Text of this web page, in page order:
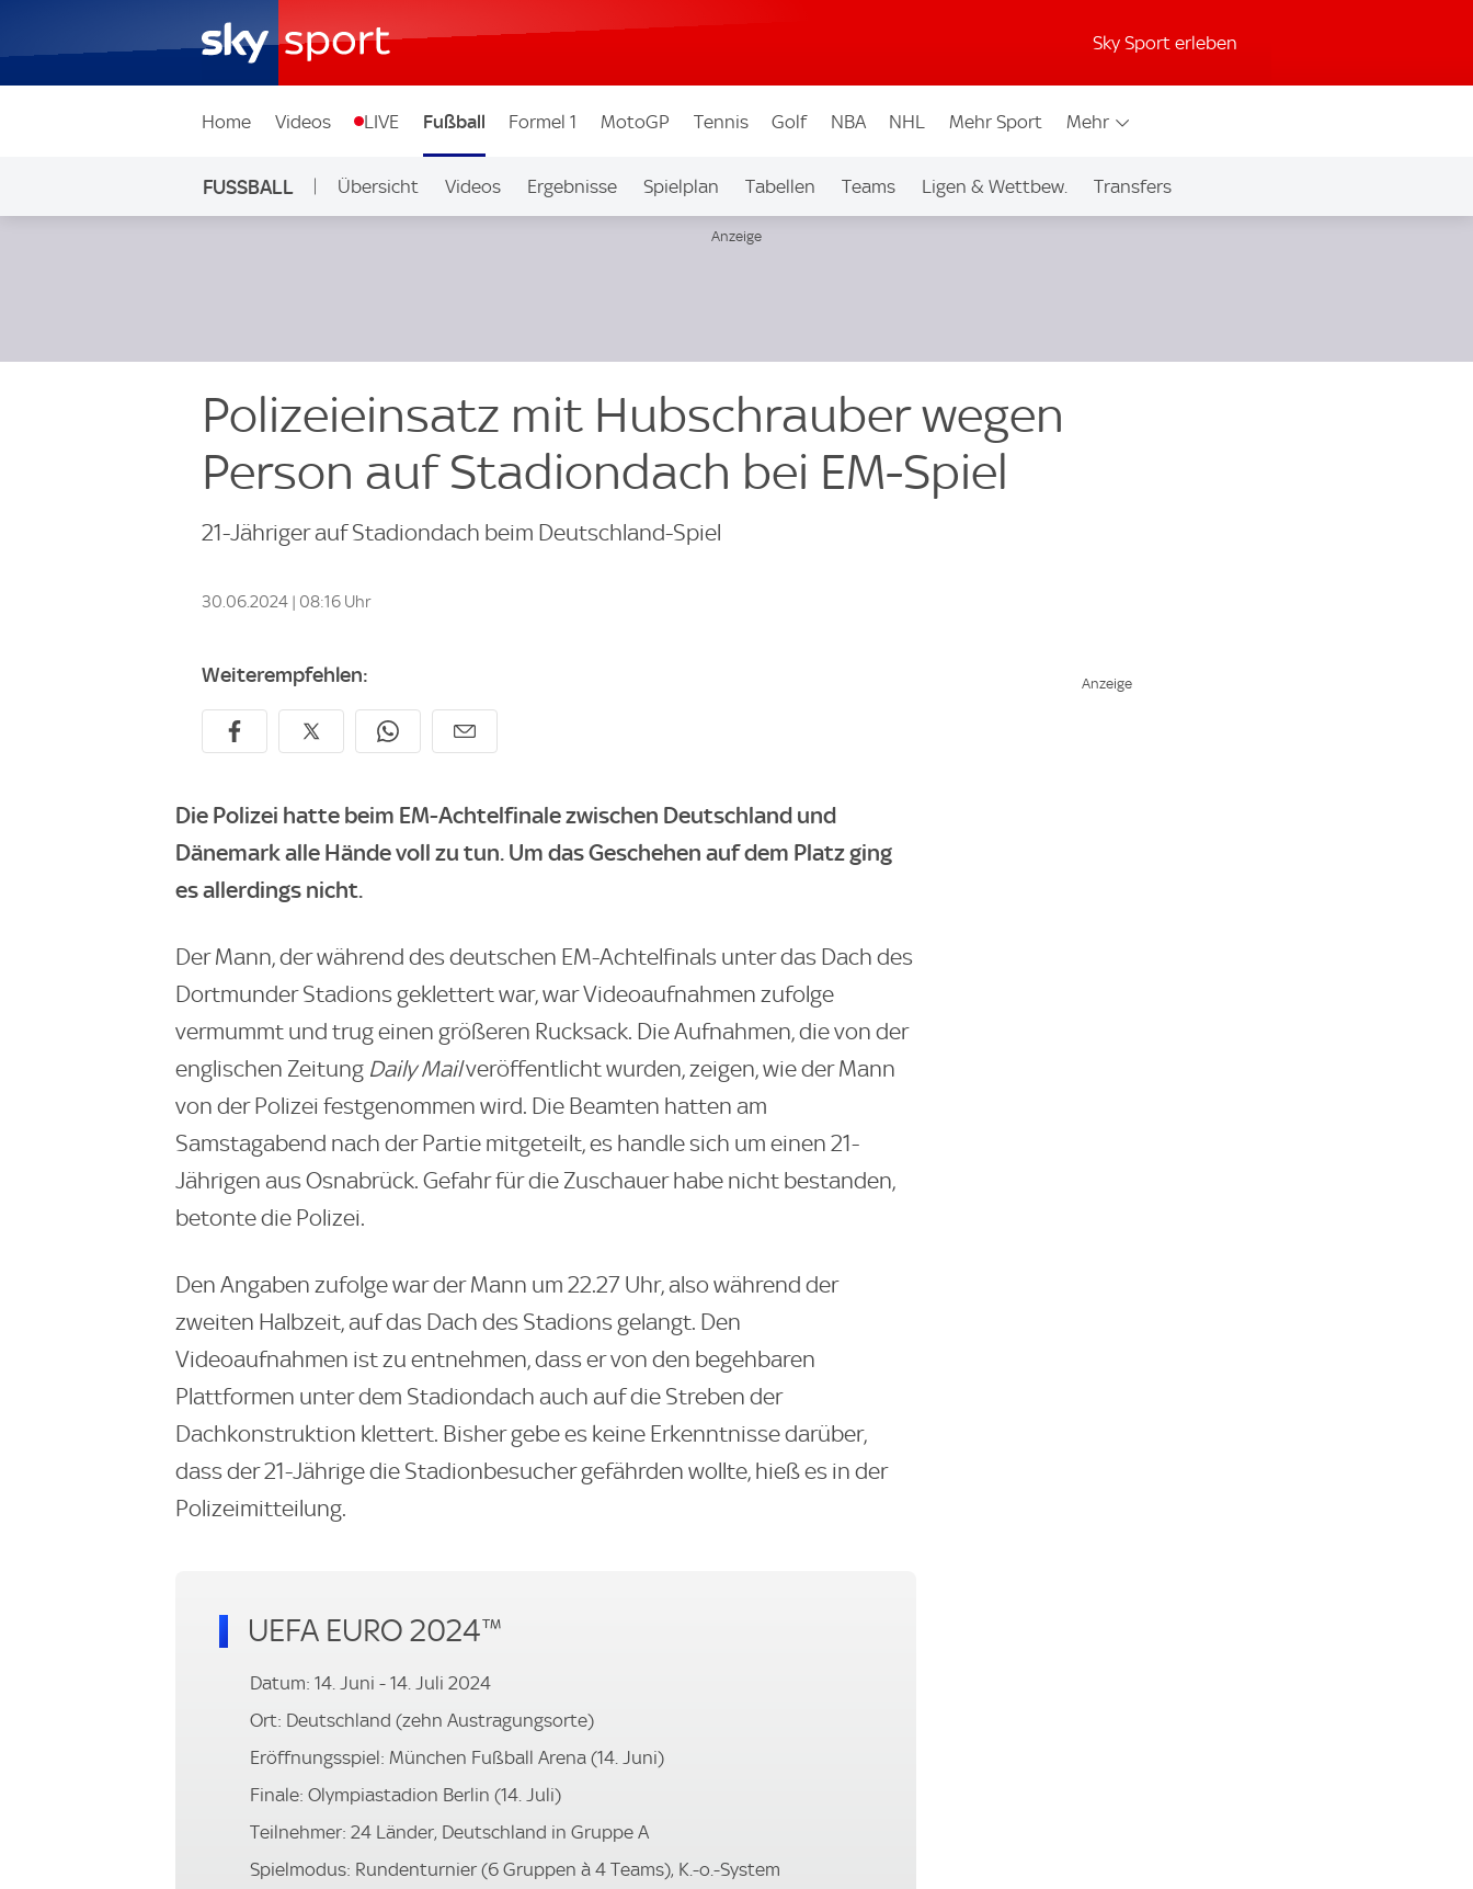
Sky Sport erleben
Home Videos LIVE Fußball Formel 1 MotoGP Tennis Golf NBA NHL Mehr Sport Mehr
FUSSBALL Übersicht Videos Ergebnisse Spielplan Tabellen Teams Ligen & Wettbew. Transfers
Polizeieinsatz mit Hubschrauber wegen
Person auf Stadiondach bei EM-Spiel
21-Jähriger auf Stadiondach beim Deutschland-Spiel
30.06.2024 | 08:16 Uhr
Weiterempfehlen:
Die Polizei hatte beim EM-Achtelfinale zwischen Deutschland und
Dänemark alle Hände voll zu tun. Um das Geschehen auf dem Platz ging
es allerdings nicht.
Der Mann, der während des deutschen EM-Achtelfinals unter das Dach des
Dortmunder Stadions geklettert war, war Videoaufnahmen zufolge
vermummt und trug einen größeren Rucksack. Die Aufnahmen, die von der
englischen Zeitung Daily Mailveröffentlicht wurden, zeigen, wie der Mann
von der Polizei festgenommen wird. Die Beamten hatten am
Samstagabend nach der Partie mitgeteilt, es handle sich um einen 21-
Jährigen aus Osnabrück. Gefahr für die Zuschauer habe nicht bestanden,
betonte die Polizei.
Den Angaben zufolge war der Mann um 22.27 Uhr, also während der
zweiten Halbzeit, auf das Dach des Stadions gelangt. Den
Videoaufnahmen ist zu entnehmen, dass er von den begehbaren
Plattformen unter dem Stadiondach auch auf die Streben der
Dachkonstruktion klettert. Bisher gebe es keine Erkenntnisse darüber,
dass der 21-Jährige die Stadionbesucher gefährden wollte, hieß es in der
Polizeimitteilung.
UEFA EURO 2024™
Datum: 14. Juni - 14. Juli 2024
Ort: Deutschland (zehn Austragungsorte)
Eröffnungsspiel: München Fußball Arena (14. Juni)
Finale: Olympiastadion Berlin (14. Juli)
Teilnehmer: 24 Länder, Deutschland in Gruppe A
Spielmodus: Rundenturnier (6 Gruppen à 4 Teams), K.-o.-System